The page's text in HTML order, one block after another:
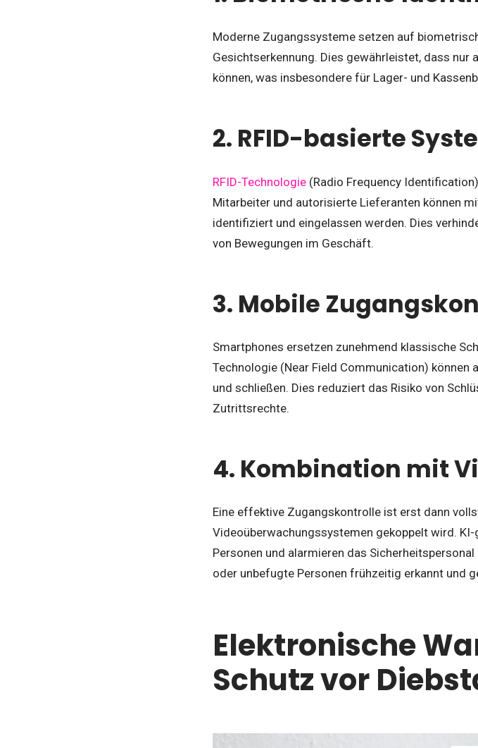
Moderne Zugangssysteme setzen auf
Gesichtserkennung. Dies gewährleistet, dass
können, was insbesondere für Lager- und
2. RFID-basierte
RFID-Technologie (Radio Frequency
Mitarbeiter und autorisierte Lieferanten können
identifiziert und eingelassen werden. Dies
von Bewegungen im Geschäft.
3. Mobile
Smartphones ersetzen zunehmend klassische
Technologie (Near Field Communication)
und schließen. Dies reduziert das Risiko von
Zutrittsrechte.
4. Kombination mit
Eine effektive Zugangskontrolle ist erst dann
Videoüberwachungssystemen gekoppelt wird.
Personen und alarmieren das
oder unbefugte Personen frühzeitig erkannt und
Elektronische
Schutz vor